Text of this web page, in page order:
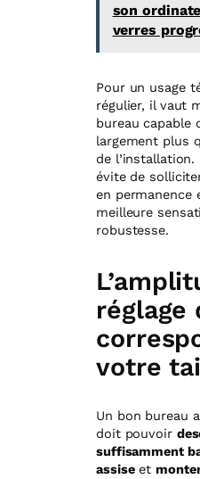
son
verres
Pour un usage
régulier, il vaut
bureau capable
largement plus
de l’installation.
évite de
en permanence
meilleure
robustesse.
réglage
votre
Un bon bureau
doit pouvoir
suffisamment
assiseet